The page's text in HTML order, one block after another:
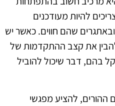
להיות מעודכנים
שהם חווים. כאשר יש
את קצב ההתקדמות של
בהם, דבר שיכול להוביל
ההורים, להציע מפגשי